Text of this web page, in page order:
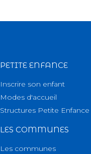
PETITE ENFANCE
Inscrire son enfant
Modes d'accueil
Structures Petite Enfance
LES COMMUNES
Les communes